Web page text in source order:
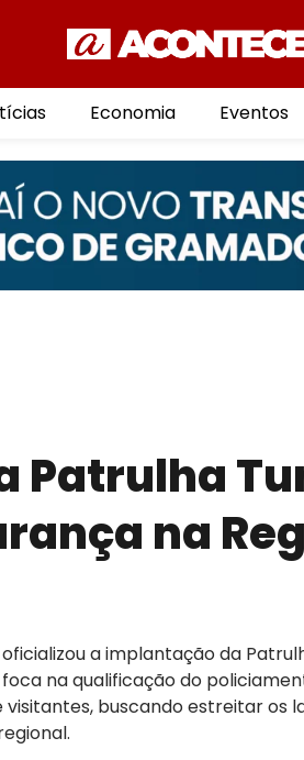
Economia Eventos
Patrulha
na
a implantação da
na qualificação do
buscando estreitar os